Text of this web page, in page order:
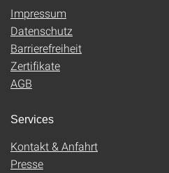
Impressum
Datenschutz
Barrierefreiheit
Zertifikate
AGB
Services
Kontakt & Anfahrt
Presse